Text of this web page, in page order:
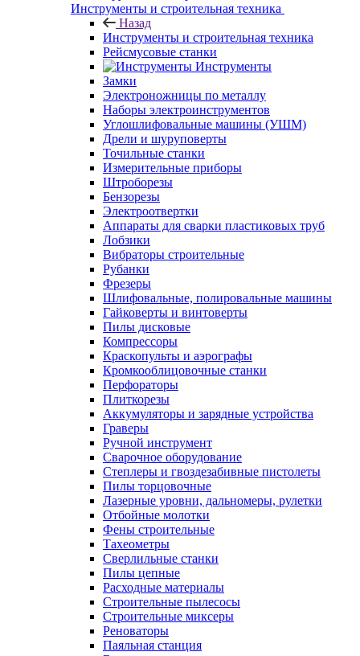
Инструменты и строительная техника
Назад
Инструменты и строительная техника
Рейсмусовые станки
Инструменты
Замки
Электроножницы по металлу
Наборы электроинструментов
Углошлифовальные машины (УШМ)
Дрели и шуруповерты
Точильные станки
Измерительные приборы
Штроборезы
Бензорезы
Электроотвертки
Аппараты для сварки пластиковых труб
Лобзики
Вибраторы строительные
Рубанки
Фрезеры
Шлифовальные, полировальные машины
Гайковерты и винтоверты
Пилы дисковые
Компрессоры
Краскопульты и аэрографы
Кромкооблицовочные станки
Перфораторы
Плиткорезы
Аккумуляторы и зарядные устройства
Граверы
Ручной инструмент
Сварочное оборудование
Степлеры и гвоздезабивные пистолеты
Пилы торцовочные
Лазерные уровни, дальномеры, рулетки
Отбойные молотки
Фены строительные
Тахеометры
Сверлильные станки
Пилы цепные
Расходные материалы
Строительные пылесосы
Строительные миксеры
Реноваторы
Паяльная станция